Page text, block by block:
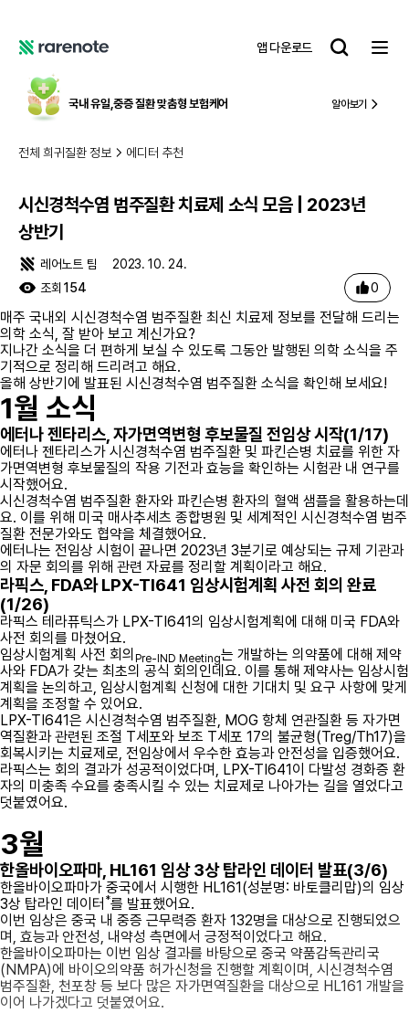
어
노
트
앱 다운로드
레
노
트
국내 유일,중증 질환 맞춤형 보험케어 알아보기
전체 희귀질환 정보 에디터 추천
시신경척수염 범주질환 치료제 소식 모음 | 2023년
상반기
레어노트 팀
2023. 10. 24.
조회 154 0
매주 국내외 시신경척수염 범주질환 최신 치료제 정보를 전달해 드리는
의학 소식, 잘 받아 보고 계신가요?
지나간 소식을 더 편하게 보실 수 있도록 그동안 발행된 의학 소식을 주
기적으로 정리해 드리려고 해요.
올해 상반기에 발표된 시신경척수염 범주질환 소식을 확인해 보세요!
1월 소식
에터나 젠타리스, 자가면역변형 후보물질 전임상 시작(1/17)
에터나 젠타리스가 시신경척수염 범주질환 및 파킨슨병 치료를 위한 자
가면역변형 후보물질의 작용 기전과 효능을 확인하는 시험관 내 연구를
시작했어요.
시신경척수염 범주질환 환자와 파킨슨병 환자의 혈액 샘플을 활용하는데
요. 이를 위해 미국 매사추세츠 종합병원 및 세계적인 시신경척수염 범주
질환 전문가와도 협약을 체결했어요.
에터나는 전임상 시험이 끝나면 2023년 3분기로 예상되는 규제 기관과
의 자문 회의를 위해 관련 자료를 정리할 계획이라고 해요.
라픽스, FDA와 LPX-TI641 임상시험계획 사전 회의 완료
(1/26)
라픽스 테라퓨틱스가 LPX-TI641의 임상시험계획에 대해 미국 FDA와
사전 회의를 마쳤어요.
임상시험계획 사전 회의 Pre-IND Meeting는 개발하는 의약품에 대해 제약
사와 FDA가 갖는 최초의 공식 회의인데요. 이를 통해 제약사는 임상시험
계획을 논의하고, 임상시험계획 신청에 대한 기대치 및 요구 사항에 맞게
계획을 조정할 수 있어요.
LPX-TI641은 시신경척수염 범주질환, MOG 항체 연관질환 등 자가면
역질환과 관련된 조절 T세포와 보조 T세포 17의 불균형(Treg/Th17)을
회복시키는 치료제로, 전임상에서 우수한 효능과 안전성을 입증했어요.
라픽스는 회의 결과가 성공적이었다며, LPX-TI641이 다발성 경화증 환
자의 미충족 수요를 충족시킬 수 있는 치료제로 나아가는 길을 열었다고
덧붙였어요.
3월
한올바이오파마, HL161 임상 3상 탑라인 데이터 발표(3/6)
한올바이오파마가 중국에서 시행한 HL161(성분명: 바토클리맙)의 임상
3상 탑라인 데이터 *를 발표했어요.
이번 임상은 중국 내 중증 근무력증 환자 132명을 대상으로 진행되었으
며, 효능과 안전성, 내약성 측면에서 긍정적이었다고 해요.
한올바이오파마는 이번 임상 결과를 바탕으로 중국 약품감독관리국
(NMPA)에 바이오의약품 허가신청을 진행할 계획이며, 시신경척수염
범주질환, 천포창 등 보다 많은 자가면역질환을 대상으로 HL161 개발을
이어 나가겠다고 덧붙였어요.